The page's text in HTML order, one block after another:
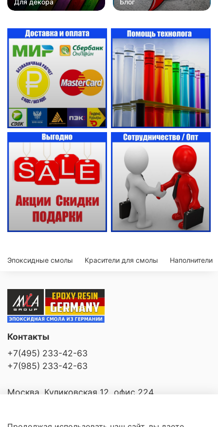
Для декора Блог
Эпоксидные смолы Красители для смолы Наполнители
Контакты
+7(495) 233-42-63
+7(985) 233-42-63
Москва, Куликовская 12, офис 224